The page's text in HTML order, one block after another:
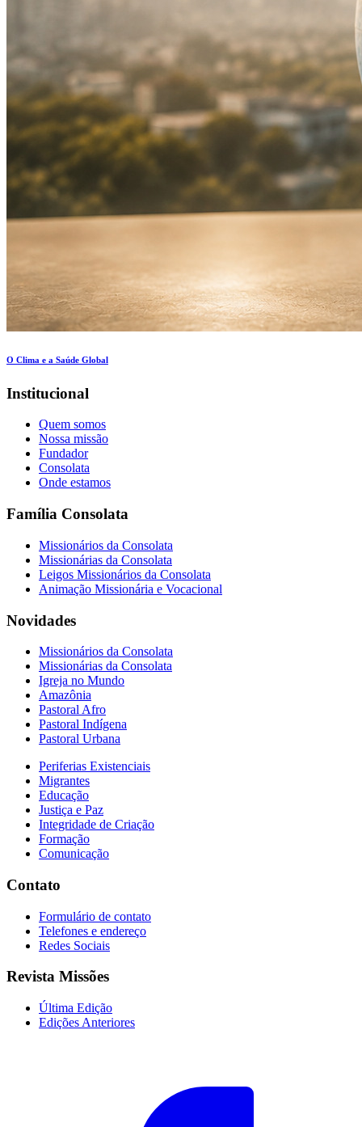
O Clima e a Saúde Global
Institucional
Quem somos
Nossa missão
Fundador
Consolata
Onde estamos
Família Consolata
Missionários da Consolata
Missionárias da Consolata
Leigos Missionários da Consolata
Animação Missionária e Vocacional
Novidades
Missionários da Consolata
Missionárias da Consolata
Igreja no Mundo
Amazônia
Pastoral Afro
Pastoral Indígena
Pastoral Urbana
Periferias Existenciais
Migrantes
Educação
Justiça e Paz
Integridade de Criação
Formação
Comunicação
Contato
Formulário de contato
Telefones e endereço
Redes Sociais
Revista Missões
Última Edição
Edições Anteriores